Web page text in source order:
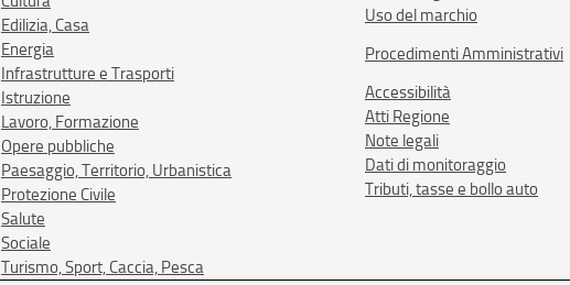
Edilizia, Casa
Energia
Infrastrutture e Trasporti
Istruzione
Lavoro, Formazione
Opere pubbliche
Paesaggio, Territorio, Urbanistica
Protezione Civile
Salute
Sociale
Turismo, Sport, Caccia, Pesca
Uso del marchio
Procedimenti Amministrativi
Accessibilità
Atti Regione
Note legali
Dati di monitoraggio
Tributi, tasse e bollo auto